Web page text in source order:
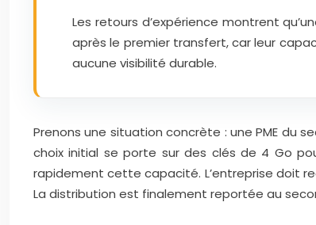
Les retours d’expérience montrent
après le premier transfert, car leur
aucune visibilité durable.
Prenons une situation concrète : une PME du
choix initial se porte sur des clés de 4 Go
rapidement cette capacité. L’entreprise doit
La distribution est finalement reportée au